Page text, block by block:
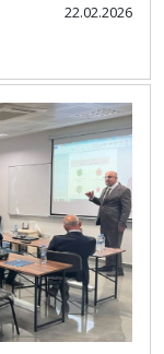
22.02.2026